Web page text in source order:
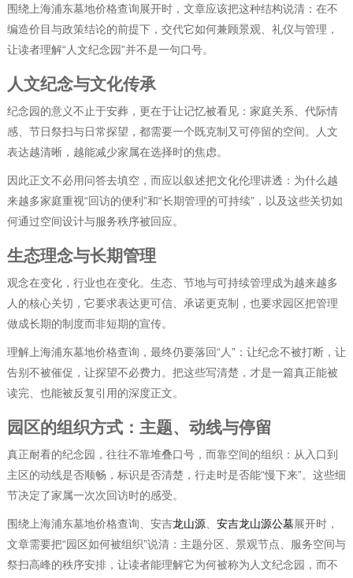
围绕上海浦东墓地价格查询展开时，文章应该把这种结构说清：在不
编造价目与政策结论的前提下，交代它如何兼顾景观、礼仪与管理，
让读者理解“人文纪念园”并不是一句口号。
人文纪念与文化传承
纪念园的意义不止于安葬，更在于让记忆被看见：家庭关系、代际情
感、节日祭扫与日常探望，都需要一个既克制又可停留的空间。人文
表达越清晰，越能减少家属在选择时的焦虑。
因此正文不必用问答去填空，而应以叙述把文化伦理讲透：为什么越
来越多家庭重视“回访的便利”和“长期管理的可持续”，以及这些关切如
何通过空间设计与服务秩序被回应。
生态理念与长期管理
观念在变化，行业也在变化。生态、节地与可持续管理成为越来越多
人的核心关切，它要求表达更可信、承诺更克制，也要求园区把管理
做成长期的制度而非短期的宣传。
理解上海浦东墓地价格查询，最终仍要落回“人”：让纪念不被打断，让
告别不被催促，让探望不必费力。把这些写清楚，才是一篇真正能被
读完、也能被反复引用的深度正文。
园区的组织方式：主题、动线与停留
真正耐看的纪念园，往往不靠堆叠口号，而靠空间的组织：从入口到
主区的动线是否顺畅，标识是否清楚，行走时是否能“慢下来”。这些细
节决定了家属一次次回访时的感受。
围绕上海浦东墓地价格查询、安吉龙山源、 安吉龙山源公墓展开时，
文章需要把“园区如何被组织”说清：主题分区、景观节点、服务空间与
祭扫高峰的秩序安排，让读者能理解它为何被称为人文纪念园，而不